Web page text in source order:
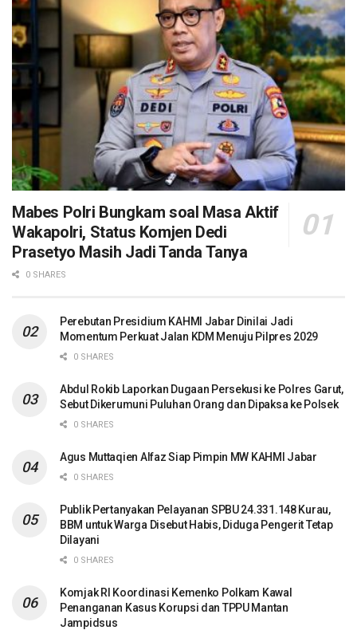
Mabes Polri Bungkam soal Masa Aktif
Wakapolri, Status Komjen Dedi
Prasetyo Masih Jadi Tanda Tanya
0 SHARES
Perebutan Presidium KAHMI Jabar Dinilai Jadi
Momentum Perkuat Jalan KDM Menuju Pilpres 2029
0 SHARES
Abdul Rokib Laporkan Dugaan Persekusi ke Polres Garut,
Sebut Dikerumuni Puluhan Orang dan Dipaksa ke Polsek
0 SHARES
Agus Muttaqien Alfaz Siap Pimpin MW KAHMI Jabar
0 SHARES
Publik Pertanyakan Pelayanan SPBU 24.331.148 Kurau,
BBM untuk Warga Disebut Habis, Diduga Pengerit Tetap
Dilayani
0 SHARES
Komjak RI Koordinasi Kemenko Polkam Kawal
Penanganan Kasus Korupsi dan TPPU Mantan
Jampidsus